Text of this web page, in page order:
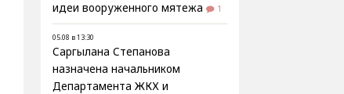
идеи вооруженного мятежа
1
05.08 в 13:30
Саргылана Степанова
назначена начальником
Департамента ЖКХ и